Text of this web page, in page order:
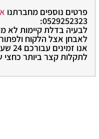
פרטים נוספים מחברתנו
0529252323:
לבעיה בדלת קיימות לא
לאבחן אצל הלקוח
לתקלות קצר ביותר